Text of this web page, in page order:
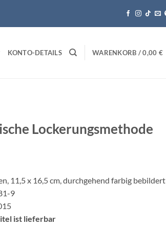
KONTO-DETAILS WARENKORB /0,00 €
Lockerungsmethode
11,5 x 16,5 cm, durchgehend farbig bebildert
9
ist lieferbar